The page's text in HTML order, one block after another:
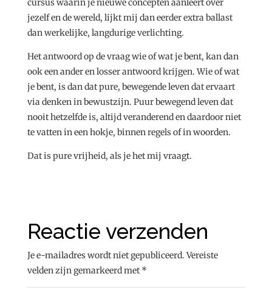
cursus waarin je nieuwe concepten aanleert over
jezelf en de wereld, lijkt mij dan eerder extra ballast
dan werkelijke, langdurige verlichting.
Het antwoord op de vraag wie of wat je bent, kan dan
ook een ander en losser antwoord krijgen. Wie of wat
je bent, is dan dat pure, bewegende leven dat ervaart
via denken in bewustzijn. Puur bewegend leven dat
nooit hetzelfde is, altijd veranderend en daardoor niet
te vatten in een hokje, binnen regels of in woorden.
Dat is pure vrijheid, als je het mij vraagt.
Reactie verzenden
Je e-mailadres wordt niet gepubliceerd. Vereiste
velden zijn gemarkeerd met *